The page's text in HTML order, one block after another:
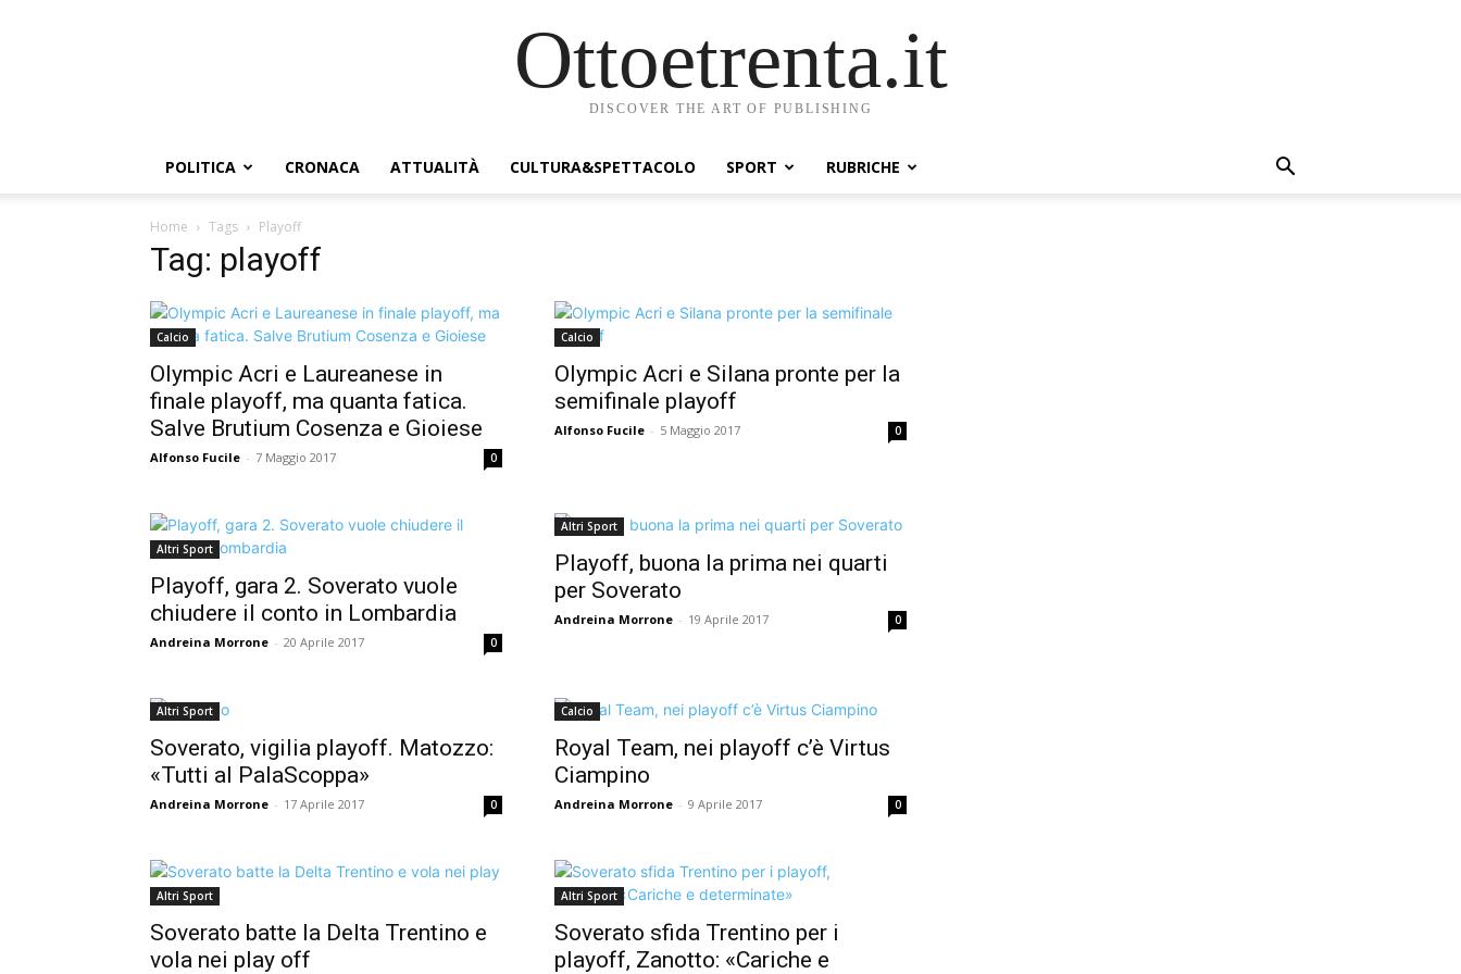
Ottoetrenta.it
DISCOVER THE ART OF PUBLISHING
POLITICA CRONACA ATTUALITÀ CULTURA&SPETTACOLO SPORT RUBRICHE
Home Tags Playoff
Tag: playoff
Calcio
Olympic Acri e Laureanese in
finale playoff, ma quanta fatica.
Salve Brutium Cosenza e Gioiese
Alfonso Fucile - 7 Maggio 2017 0
Calcio
Olympic Acri e Silana pronte per la
semifinale playoff
Alfonso Fucile - 5 Maggio 2017 0
Altri Sport
Playoff, gara 2. Soverato vuole
chiudere il conto in Lombardia
Andreina Morrone - 20 Aprile 2017 0
Altri Sport
Playoff, buona la prima nei quarti
per Soverato
Andreina Morrone - 19 Aprile 2017 0
Altri Sport
Soverato, vigilia playoff. Matozzo:
«Tutti al PalaScoppa»
Andreina Morrone - 17 Aprile 2017 0
Calcio
Royal Team, nei playoff c’è Virtus
Ciampino
Andreina Morrone - 9 Aprile 2017 0
Altri Sport
Soverato batte la Delta Trentino e
vola nei play off
Altri Sport
Soverato sfida Trentino per i
playoff, Zanotto: «Cariche e